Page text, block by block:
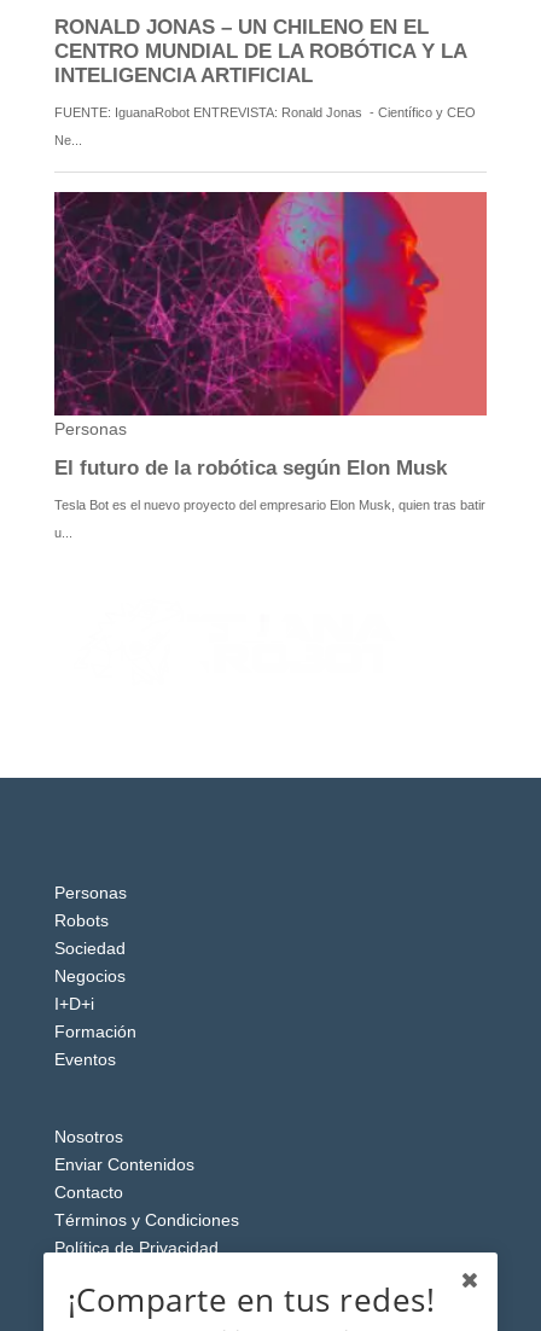
Personas
Robots
Sociedad
Negocios
I+D+i
Formación
Eventos
Nosotros
Enviar Contenidos
Contacto
Términos y Condiciones
Política de Privacidad
¡Comparte en tus redes!